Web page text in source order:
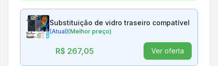
Substituição de vidro traseiro compatível com
(Atual)(Melhor preço)
R$ 267,05 Ver oferta